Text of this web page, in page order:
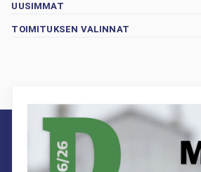
UUSIMMAT
TOIMITUKSEN VALINNAT